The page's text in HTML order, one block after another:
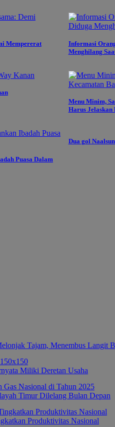
Mempererat
Informasi
Menghilang
Menu Minim,
Harus Jelaskan
Puasa Dalam
Dua gol
Tajam, Menembus Langit
Miliki Deretan Usaha
Timur Dilelang Bulan Depan
Produktivitas Nasional